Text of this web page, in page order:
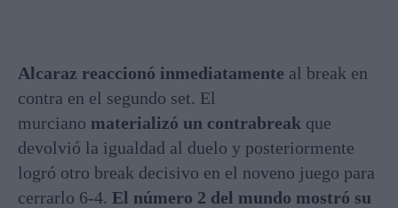
Alcaraz reaccionó inmediatamente al break en
contra en el segundo set. El
murciano materializó un contrabreak que
devolvió la igualdad al duelo y posteriormente
logró otro break decisivo en el noveno juego para
cerrarlo 6-4. El número 2 del mundo mostró su